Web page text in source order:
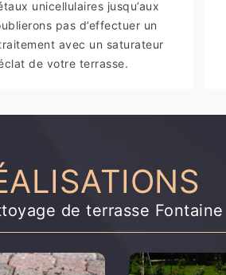
unicellulaires jusqu’aux
pas d’effectuer un
avec un saturateur
de votre terrasse.
de terrasse